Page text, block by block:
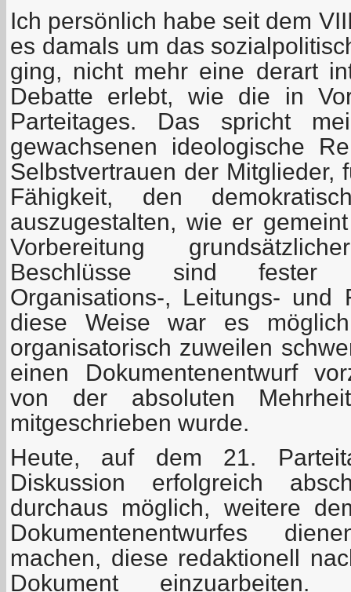
Ich persönlich habe seit dem
es damals um das
ging, nicht mehr eine derart
Debatte erlebt, wie die in
Parteitages. Das spricht
gewachsenen ideologische
Selbstvertrauen der Mitglieder,
Fähigkeit, den
auszugestalten, wie er
Vorbereitung
Beschlüsse sind fester
Organisations-, Leitungs- und
diese Weise war es
organisatorisch zuweilen
einen Dokumentenentwurf
von der absoluten
mitgeschrieben wurde.
Heute, auf dem 21.
Diskussion erfolgreich
durchaus möglich, weitere
Dokumentenentwurfes
machen, diese redaktionell
Dokument